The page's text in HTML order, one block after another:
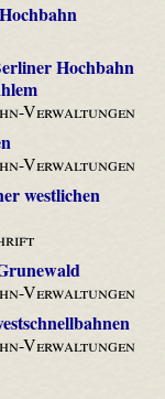
Hochbahn
Verwaltungen
Verwaltungen
westlichen
Verwaltungen
Verwaltungen